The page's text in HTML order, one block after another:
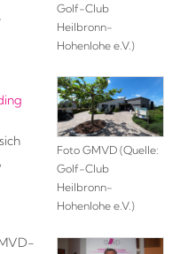
Golf-Club
Heilbronn-
Hohenlohe e.V.)
Foto GMVD (Quelle:
Golf-Club
Heilbronn-
Hohenlohe e.V.)